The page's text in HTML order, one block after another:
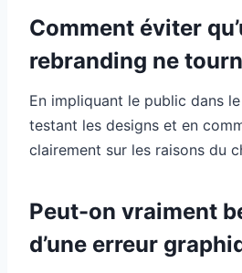
Comment éviter
rebranding ne
En impliquant le public dans
testant les designs et en
clairement sur les raisons du
Peut-on vraiment
d’une erreur